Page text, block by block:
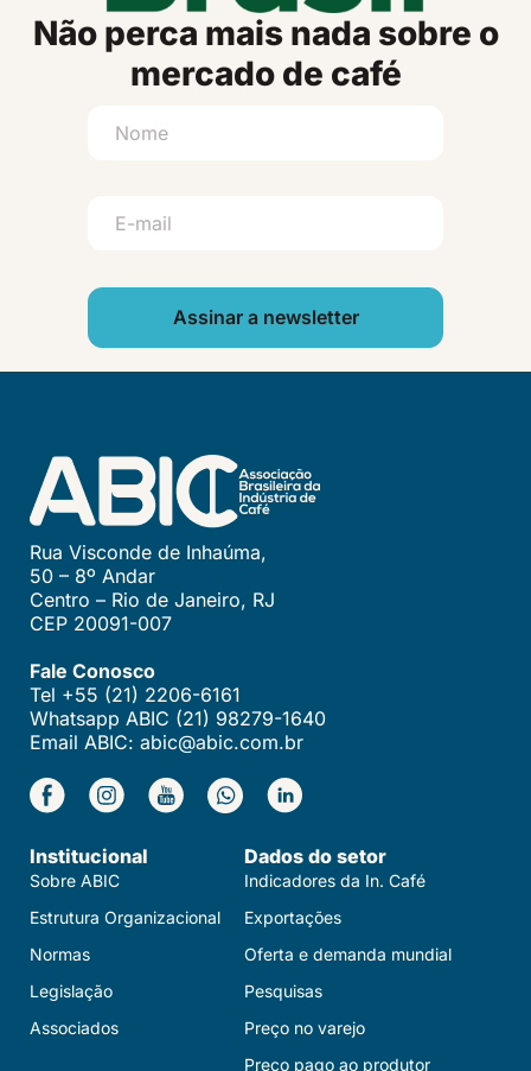
Não perca mais nada sobre o
mercado de café
Assinar a newsletter
Rua Visconde de Inhaúma,
50 – 8º Andar
Centro – Rio de Janeiro, RJ
CEP 20091-007
Fale Conosco
Tel +55 (21) 2206-6161
Whatsapp ABIC (21) 98279-1640
Email ABIC: abic@abic.com.br
Institucional
Sobre ABIC
Estrutura Organizacional
Normas
Legislação
Associados
Dados do setor
Indicadores da In. Café
Exportações
Oferta e demanda mundial
Pesquisas
Preço no varejo
Preço pago ao produtor